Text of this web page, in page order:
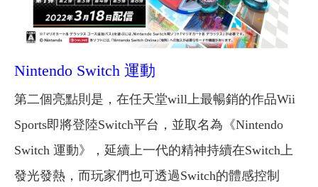
Nintendo Switch 運動
第二個亮點則是，在任天堂will上最暢銷的作品Wii
Sports即將登陸Switch平台，並取名為《Nintendo
Switch 運動》，延續上一代的精神持續在Switch上
發光發熱，而玩家們也可透過Switch的體感控制